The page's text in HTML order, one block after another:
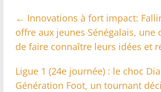
← Innovations à fort impact:
offre aux jeunes Sénégalais, une
de faire connaître leurs idées et
Ligue 1 (24e journée) : le choc
Génération Foot, un tournant